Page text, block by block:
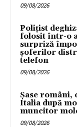
09/08/2026
Polițist
folosit într-o
surpriză
șoferilor
telefon
09/08/2026
Șase români,
Italia după
muncitor
09/08/2026